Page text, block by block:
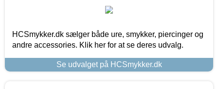
HCSmykker.dk sælger både ure, smykker, piercinger og
andre accessories. Klik her for at se deres udvalg.
Se udvalget på HCSmykker.dk